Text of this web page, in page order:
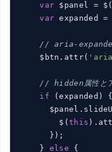
var $panel = $(
var expanded
// aria-
    $btn.attr(
// hidden属性とア
if (expanded) {
        $(
this
      });
    }
else {